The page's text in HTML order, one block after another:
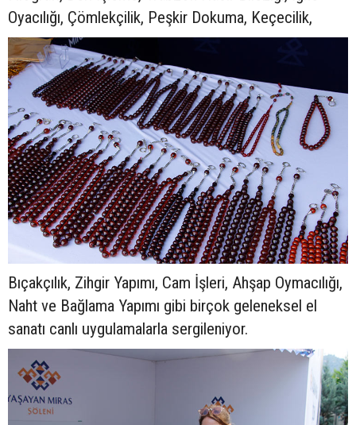
Oyacılığı, Çömlekçilik, Peşkir Dokuma, Keçecilik,
Bıçakçılık, Zihgir Yapımı, Cam İşleri, Ahşap Oymacılığı,
Naht ve Bağlama Yapımı gibi birçok geleneksel el
sanatı canlı uygulamalarla sergileniyor.